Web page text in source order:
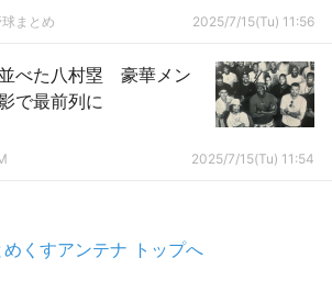
まとめ 2025/7/15(Tu) 11:56
べた八村塁 豪華メン
で最前列に
2025/7/15(Tu) 11:54
めくすアンテナ トップへ